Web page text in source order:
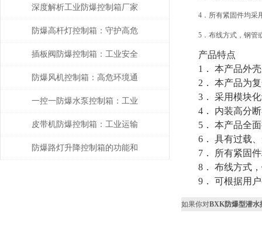
4．所有紧固件均采用
5．布线方式，钢管
产品特点
1． 本产品外壳
2． 本产品为复
3． 采用模块化
4． 内装高分断
5． 本产品全面
6． 具有过载、
7． 所有紧固件
8． 布线方式，
9． 可根据用户
如果你对BXK防爆型潜水
家？
深度解析工业防爆控制箱厂家
的核心技术指标与选型策略
防爆高杆灯控制箱：守护高危
环境的光明中枢
插板阀防爆控制箱：工业安全
的关键守护者
防爆风机控制箱：高危环境通
风系统的核心控制单元
一控一防爆水泵控制箱：工业
安全的智能守护者
皮带机防爆控制箱：工业运输
的智能安全管家
防爆路灯升降控制箱的功能和